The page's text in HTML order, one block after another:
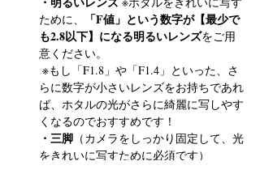
ために、
「F値」という数字が【最少で
も2.8以下】になる明るいレンズをご用
意ください。
らに数字が小さいレンズをお持ちであれ
ば、ホタルの光がさらに綺麗に写しやす
くなるのでおすすめです！
・三脚 （カメラをしっかり固定して、光
をきれいに写すために必須です）